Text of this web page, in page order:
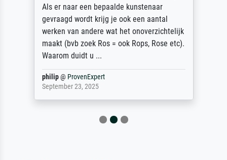
Als er naar een bepaalde kunstenaar
gevraagd wordt krijg je ook een aantal
werken van andere wat het onoverzichtelijk
maakt (bvb zoek Ros = ook Rops, Rose etc).
Waarom duidt u ...
philip@ ProvenExpert
September 23, 2025